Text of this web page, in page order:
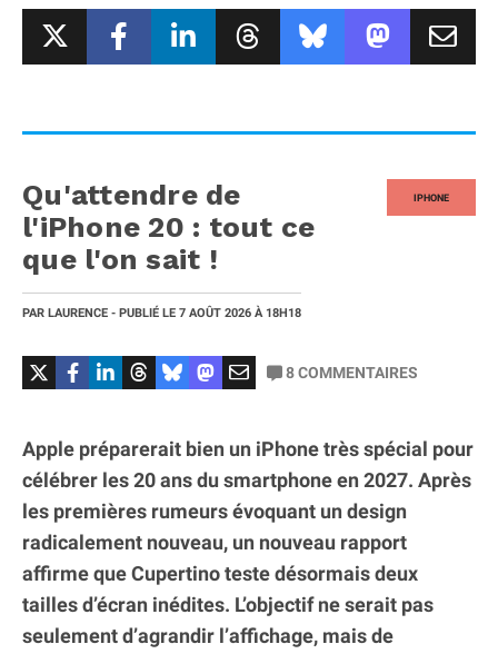
IPHONE
Qu'attendre de
l'iPhone 20 : tout ce
que l'on sait !
PAR LAURENCE - PUBLIÉ LE 7 AOÛT 2026 À 18H18
8COMMENTAIRES
Apple préparerait bien un iPhone très spécial pour
célébrer les 20 ans du smartphone en 2027. Après
les premières rumeurs évoquant un design
radicalement nouveau, un nouveau rapport
affirme que Cupertino teste désormais deux
tailles d’écran inédites. L’objectif ne serait pas
seulement d’agrandir l’affichage, mais de